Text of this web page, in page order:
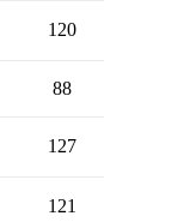
120
88
127
121